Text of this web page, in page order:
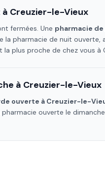
à Creuzier-le-Vieux
fermées. Une pharmacie
la pharmacie de nuit ouverte,
plus proche de chez vous à
à Creuzier-le-Vieux
ouverte à Creuzier-le-
ouverte le